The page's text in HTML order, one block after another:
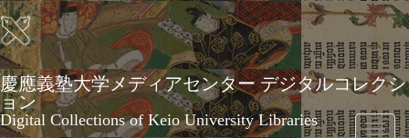
Skip
to
main
content
慶應義塾大学メディアセンター デジタルコレクシ
ョン
Digital Collections of Keio University Libraries
Toggle